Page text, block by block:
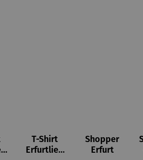
T-Shirt
Erfurtlieb
Shopper
Erfurt